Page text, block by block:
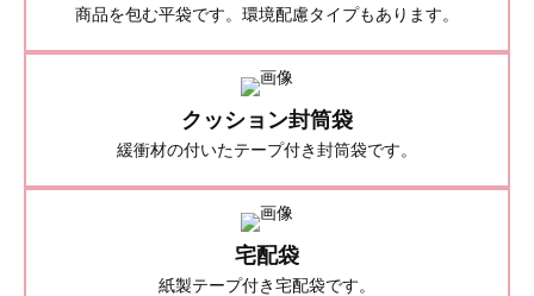
商品を包む平袋です。環境配慮タイプもあります。
クッション封筒袋
緩衝材の付いたテープ付き封筒袋です。
宅配袋
紙製テープ付き宅配袋です。